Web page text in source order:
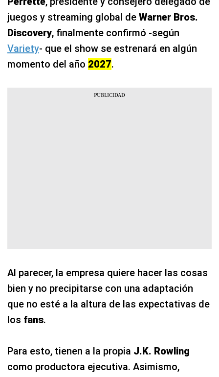
juegos y streaming global de Warner Bros.
Discovery, finalmente confirmó -según
Variety- que el show se estrenará en algún
momento del año 2027.
Al parecer, la empresa quiere hacer las cosas
bien y no precipitarse con una adaptación
que no esté a la altura de las expectativas de
los fans.
Para esto, tienen a la propia J.K. Rowling
como productora ejecutiva. Asimismo,